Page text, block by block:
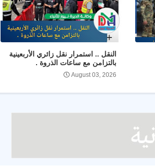
النقل .. استمرار نقل زائري الأربعينية
بالتزامن مع ساعات الذروة .
August 03, 2026